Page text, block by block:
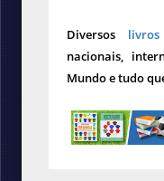
Diversos livros
nacionais,
Mundo e tudo